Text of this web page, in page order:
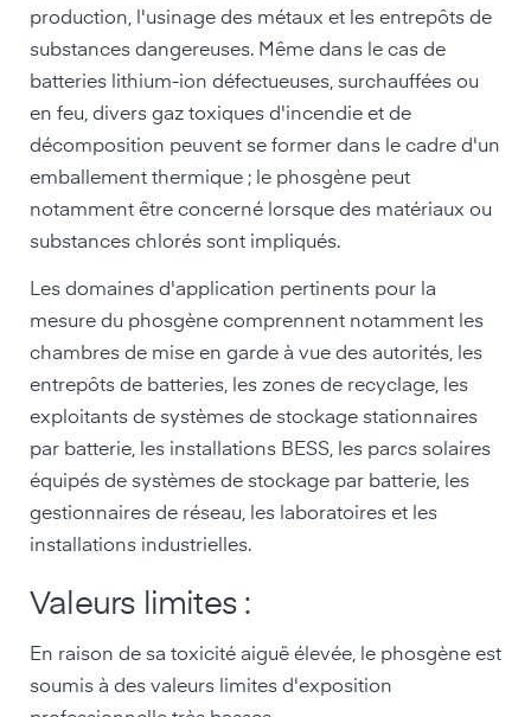
production, l'usinage des métaux et les entrepôts de
substances dangereuses. Même dans le cas de
batteries lithium-ion défectueuses, surchauffées ou
en feu, divers gaz toxiques d'incendie et de
décomposition peuvent se former dans le cadre d'un
emballement thermique ; le phosgène peut
notamment être concerné lorsque des matériaux ou
substances chlorés sont impliqués.
Les domaines d'application pertinents pour la
mesure du phosgène comprennent notamment les
chambres de mise en garde à vue des autorités, les
entrepôts de batteries, les zones de recyclage, les
exploitants de systèmes de stockage stationnaires
par batterie, les installations BESS, les parcs solaires
équipés de systèmes de stockage par batterie, les
gestionnaires de réseau, les laboratoires et les
installations industrielles.
Valeurs limites :
En raison de sa toxicité aiguë élevée, le phosgène est
soumis à des valeurs limites d'exposition